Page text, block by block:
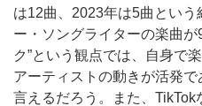
は12曲、2023年は5曲とい
ー・ソングライターの楽曲が
ク”という観点では、自身で
アーティストの動きが活発
言えるだろう。
また、